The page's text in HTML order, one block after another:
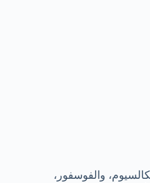
والفوسفور،